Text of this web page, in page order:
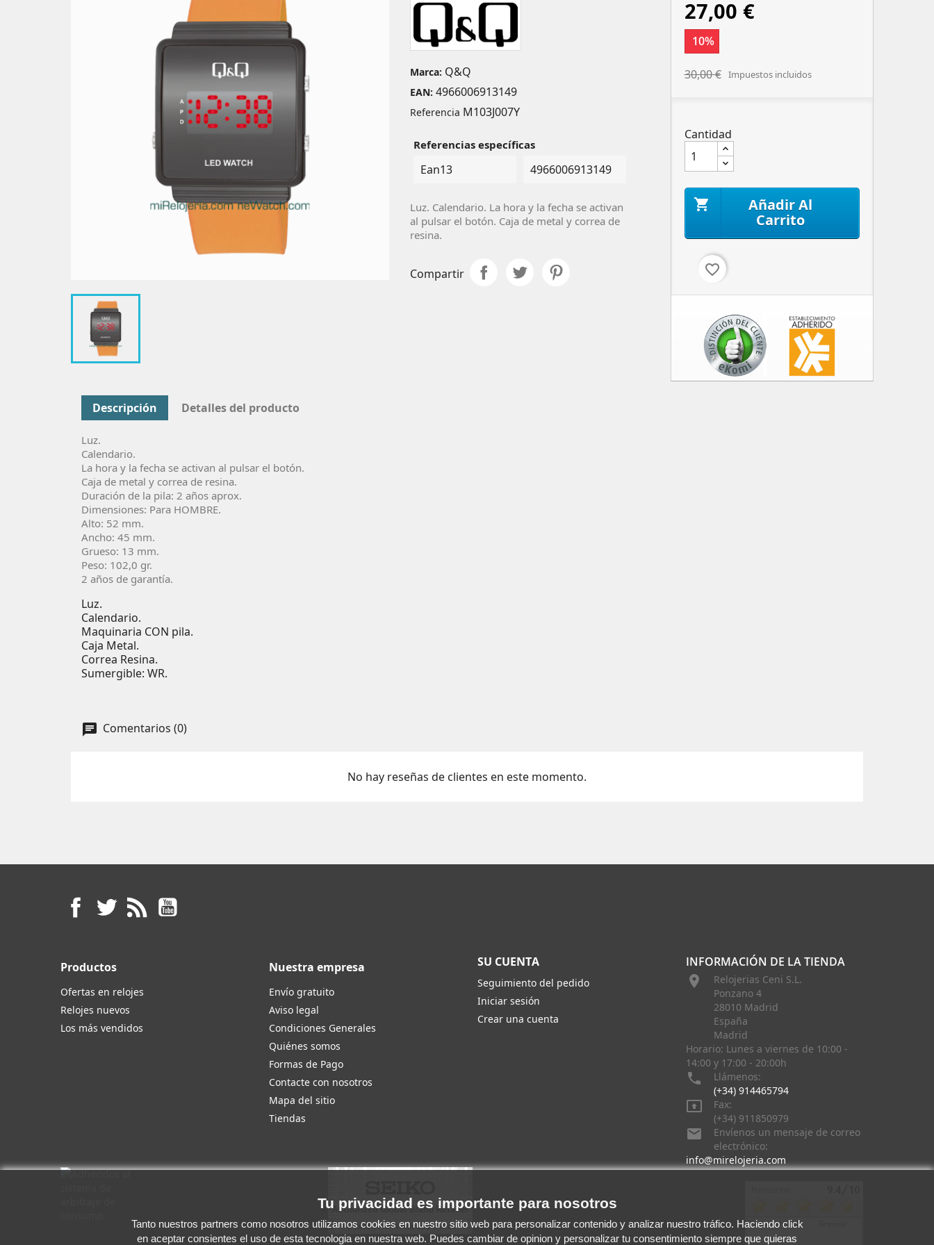
Marca: Q&Q
EAN: 4966006913149
Referencia M103J007Y
Referencias específicas
Ean13 4966006913149
Luz. Calendario. La hora y la fecha se activan
al pulsar el botón. Caja de metal y correa de
resina.
Compartir
27,00 €
10%
30,00 € Impuestos incluidos
Cantidad

Añadir Al
Carrito
favorite_border
Descripción Detalles del producto
Luz.
Calendario.
La hora y la fecha se activan al pulsar el botón.
Caja de metal y correa de resina.
Duración de la pila: 2 años aprox.
Dimensiones: Para HOMBRE.
Alto: 52 mm.
Ancho: 45 mm.
Grueso: 13 mm.
Peso: 102,0 gr.
2 años de garantía.
Luz.
Calendario.
Maquinaria CON pila.
Caja Metal.
Correa Resina.
Sumergible: WR.
Comentarios (0)
No hay reseñas de clientes en este momento.
Facebook
Twitter Rss
Productos
Ofertas en relojes
Relojes nuevos
Los más vendidos
Nuestra empresa
Envío gratuito
Aviso legal
Condiciones Generales
Quiénes somos
Formas de Pago
Contacte con nosotros
Mapa del sitio
Tiendas
SU CUENTA
Seguimiento del pedido
Iniciar sesión
Crear una cuenta
INFORMACIÓN DE LA TIENDA

Relojerias Ceni S.L.
Ponzano 4
28010 Madrid
España
Madrid
Horario: Lunes a viernes de 10:00 -
14:00 y 17:00 - 20:00h

Llámenos:
(+34) 914465794

Fax:
(+34) 911850979

Envíenos un mensaje de correo
electrónico:
info@mirelojeria.com
Tu privacidad es importante para nosotros
Tanto nuestros partners como nosotros utilizamos cookies en nuestro sitio web para personalizar contenido y analizar nuestro tráfico. Haciendo click
en aceptar consientes el uso de esta tecnologia en nuestra web. Puedes cambiar de opinion y personalizar tu consentimiento siempre que quieras